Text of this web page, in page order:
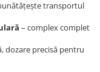
transportul
– complex complet
dozare precisă pentru